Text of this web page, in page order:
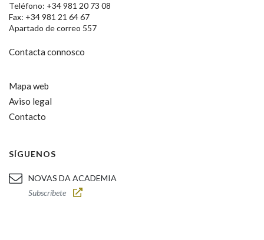
Teléfono: +34 981 20 73 08
Fax: +34 981 21 64 67
Apartado de correo 557
Contacta connosco
Mapa web
Aviso legal
Contacto
SÍGUENOS
NOVAS DA ACADEMIA
Subscríbete